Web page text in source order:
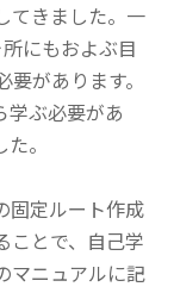
てきました。一
にもおよぶ目
があります。
学ぶ必要があ
。
固定ルート作成
ことで、自己学
マニュアルに記